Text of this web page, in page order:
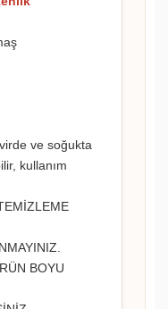
ve soğukta
kullanım
BOYU